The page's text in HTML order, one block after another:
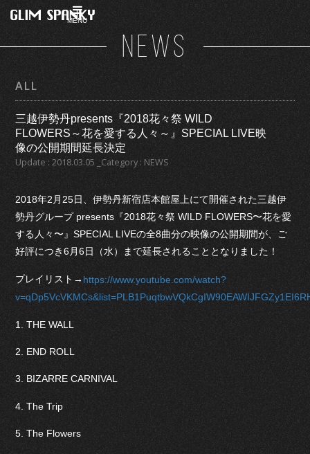
MENU
NEWS
ALL
三越伊勢丹presents『2018花々祭 WILD
FLOWERS～花を愛する人々～』SPECIAL LIVE映
像の公開期間延長決定
Update : 2018.03.05 _Category : NEWS
2018年2月25日、伊勢丹新宿店本館屋上にて開催された三越伊
勢丹グループ presents『2018花々祭 WILD FLOWERS〜花を愛
する人々〜』SPECIAL LIVEの全8曲分の映像の公開期間が、ご
好評につき6月6日（水）まで延長されることとなりました！
プレイリスト→ https://www.youtube.com/watch?
1. THE WALL
2. END ROLL
3. BIZARRE CARNIVAL
4. The Trip
5. The Flowers